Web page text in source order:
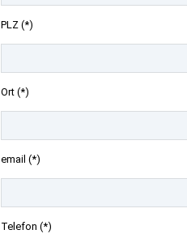
PLZ (*)
Ort (*)
email (*)
Telefon (*)